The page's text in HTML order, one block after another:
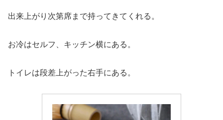
出来上がり次第席まで持ってきてくれる。
お冷はセルフ、キッチン横にある。
トイレは段差上がった右手にある。